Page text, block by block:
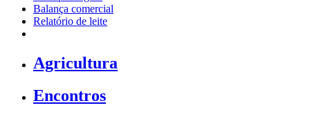
Balança comercial
Relatório de leite
Agricultura
Encontros